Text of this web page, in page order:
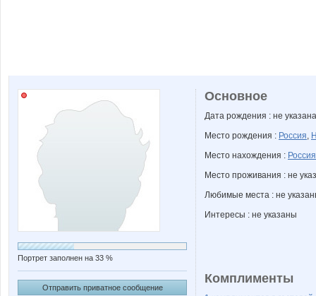
Портрет заполнен на 33 %
Отправить приватное сообщение
Основное
Дата рождения : не указана
Место рождения : Россия,
Место нахождения : Россия
Место проживания : не
Любимые места : не
Интересы : не указаны
Комплименты